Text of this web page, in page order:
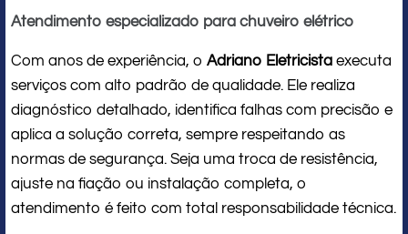
Atendimento especializado para chuveiro elétrico
Com anos de experiência, o Adriano Eletricista executa
serviços com alto padrão de qualidade. Ele realiza
diagnóstico detalhado, identifica falhas com precisão e
aplica a solução correta, sempre respeitando as
normas de segurança. Seja uma troca de resistência,
ajuste na fiação ou instalação completa, o
atendimento é feito com total responsabilidade técnica.